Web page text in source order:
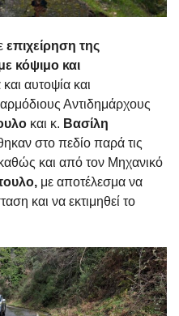
επιχείρηση της
κόψιμο και
αυτοψία και
Αντιδημάρχους
και κ. Βασίλη
στο πεδίο παρά τις
και από τον Μηχανικό
με αποτέλεσμα να
και να εκτιμηθεί το